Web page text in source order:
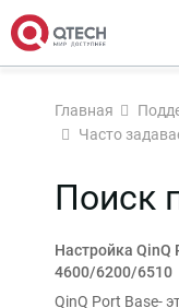
Главная
Часто
Поиск
Настройка QinQ
4600/6200/6510
QinQ Port Base-